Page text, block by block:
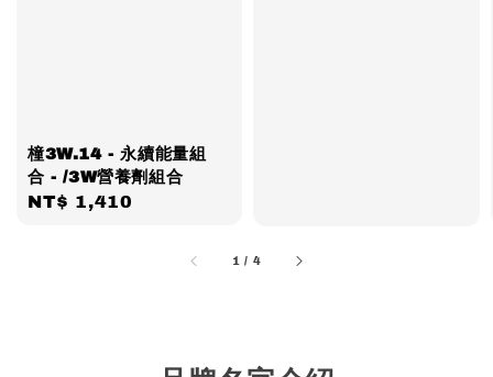
橦3W.14 - 永續能量組
合 - /3W營養劑組合
Regular
NT$ 1,410
1 / 4